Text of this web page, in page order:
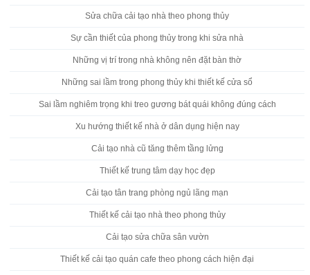
Sửa chữa cải tạo nhà theo phong thủy
Sự cần thiết của phong thủy trong khi sửa nhà
Những vị trí trong nhà không nên đặt bàn thờ
Những sai lầm trong phong thủy khi thiết kế cửa sổ
Sai lầm nghiêm trọng khi treo gương bát quái không đúng cách
Xu hướng thiết kế nhà ở dân dụng hiện nay
Cải tạo nhà cũ tăng thêm tầng lửng
Thiết kế trung tâm dạy học đẹp
Cải tạo tân trang phòng ngủ lãng mạn
Thiết kế cải tạo nhà theo phong thủy
Cải tạo sửa chữa sân vườn
Thiết kế cải tạo quán cafe theo phong cách hiện đại